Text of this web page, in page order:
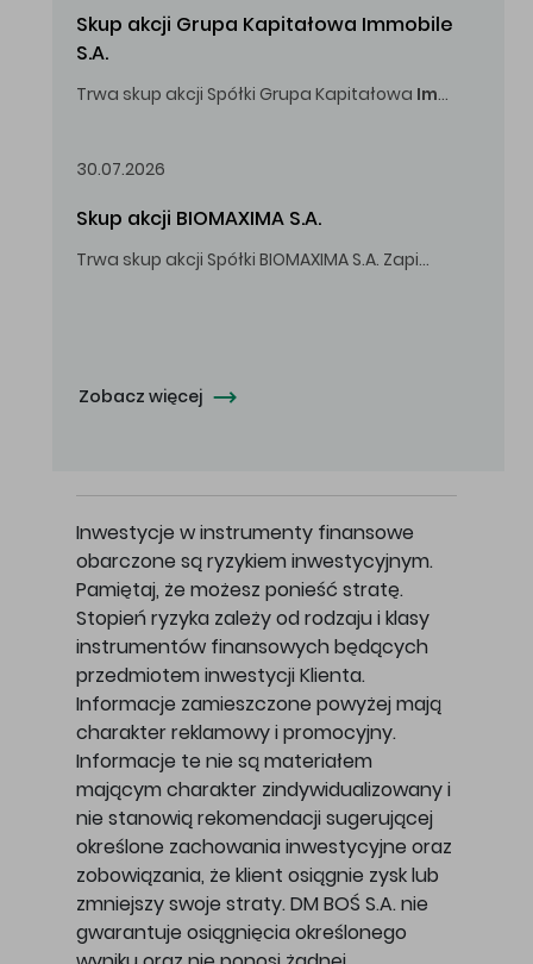
Skup akcji Grupa Kapitałowa Immobile
S.A.
Trwa skup akcji Spółki Grupa Kapitałowa Immobile
30.07.2026
Skup akcji BIOMAXIMA S.A.
Trwa skup akcji Spółki BIOMAXIMA S.A. Zapisy do 4 sierpnia 2026 r. do godz. 16.00.
Zobacz więcej
Inwestycje w instrumenty finansowe
obarczone są ryzykiem inwestycyjnym.
Pamiętaj, że możesz ponieść stratę.
Stopień ryzyka zależy od rodzaju i klasy
instrumentów finansowych będących
przedmiotem inwestycji Klienta.
Informacje zamieszczone powyżej mają
charakter reklamowy i promocyjny.
Informacje te nie są materiałem
mającym charakter zindywidualizowany i
nie stanowią rekomendacji sugerującej
określone zachowania inwestycyjne oraz
zobowiązania, że klient osiągnie zysk lub
zmniejszy swoje straty. DM BOŚ S.A. nie
gwarantuje osiągnięcia określonego